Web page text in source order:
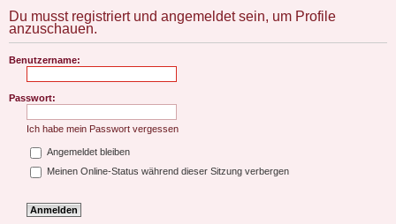
Du musst registriert und angemeldet sein, um Profile
anzuschauen.
Benutzername:
Passwort:
Ich habe mein Passwort vergessen
Angemeldet bleiben
Meinen Online-Status während dieser Sitzung verbergen